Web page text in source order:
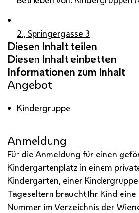
2., Springergasse 3
Angebot
Kindergruppe
Anmeldung
Für die Anmeldung für einen
Kindergartenplatz in einem
Kindergarten, einer
Tageseltern braucht Ihr Kind
Nummer im Verzeichnis der